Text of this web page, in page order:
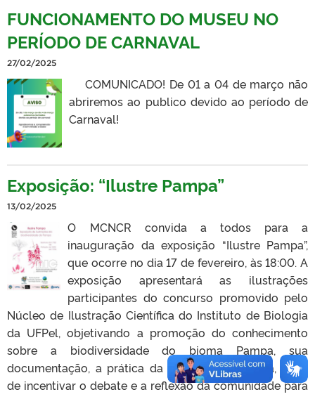
FUNCIONAMENTO DO MUSEU NO
PERÍODO DE CARNAVAL
27/02/2025
COMUNICADO! De 01 a 04 de março não
abriremos ao publico devido ao período de
Carnaval!
Exposição: “Ilustre Pampa”
13/02/2025
O MCNCR convida a todos para a
inauguração da exposição “Ilustre Pampa”,
que ocorre no dia 17 de fevereiro, às 18:00. A
exposição apresentará as ilustrações
participantes do concurso promovido pelo
Núcleo de Ilustração Científica do Instituto de Biologia
da UFPel, objetivando a promoção do conhecimento
sobre a biodiversidade do bioma Pampa, sua
documentação, a prática da ilustração científica, além
de incentivar o debate e a reflexão da comunidade para